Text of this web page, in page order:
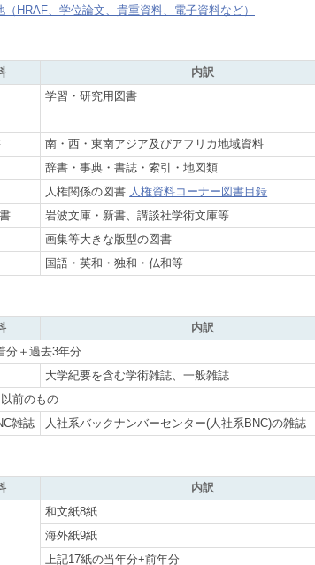
（HRAF、学位論文、貴重資料、電子資料など）
内訳
学習・研究用図書
南・西・東南アジア及びアフリカ地域資料
辞書・事典・書誌・索引・地図類
人権関係の図書 人権資料コーナー図書目録
岩波文庫・新書、講談社学術文庫等
画集等大きな版型の図書
国語・英和・独和・仏和等
内訳
分＋過去3年分
大学紀要を含む学術雑誌、一般雑誌
前のもの
雑誌
人社系バックナンバーセンター(人社系BNC)の雑誌
内訳
和文紙8紙
海外紙9紙
上記17紙の当年分+前年分